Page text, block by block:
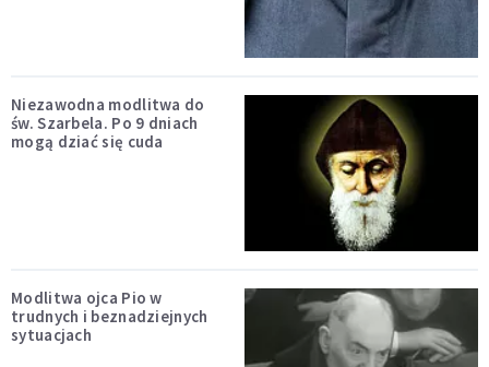
Niezawodna modlitwa do
św. Szarbela. Po 9 dniach
mogą dziać się cuda
Modlitwa ojca Pio w
trudnych i beznadziejnych
sytuacjach